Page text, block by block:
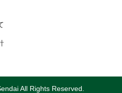
All Rights Reserved.